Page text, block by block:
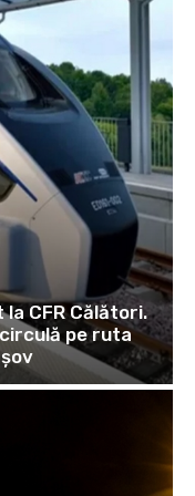
CFR Călători.
pe ruta